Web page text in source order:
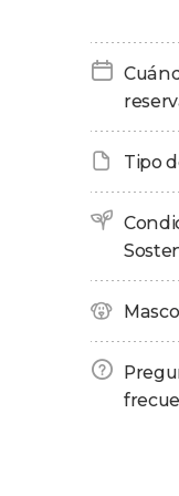
Una vez
Mágicos
por
Por
después,
horas
La
Minerva
un
Tipo